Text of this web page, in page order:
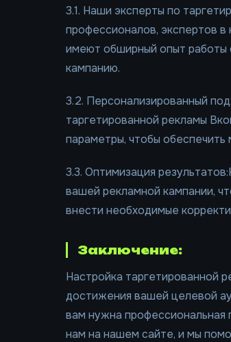
3.1. Наши эксперты по
профессионалов, экспертов
имеют обширный опыт работы
кампанию.
3.2. Персонализированный
таргетированной рекламы
параметры, чтобы
3.3. Оптимизация
вашей рекламной кампании,
внести необходимые
Заключение:
Настройка таргетированной
достижения вашей целевой
вам нужна профессиональная
нам на нашем сайте, и мы